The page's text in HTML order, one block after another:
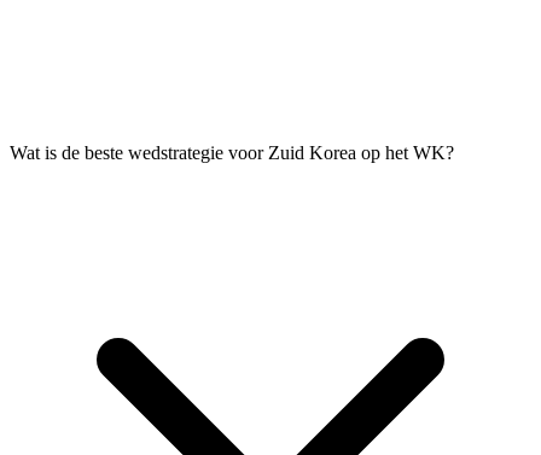
Wat is de beste wedstrategie voor Zuid Korea op het WK?